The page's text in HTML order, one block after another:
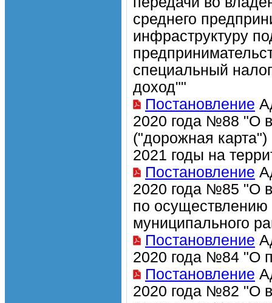
среднего
инфраструктуру
специальный
доход""
Постановление
2020 года №88 "О
("дорожная
2021 годы на
Постановление
2020 года №85 "О
по осуществлению
муниципального
Постановление
2020 года №84 "О
Постановление
2020 года №82 "О